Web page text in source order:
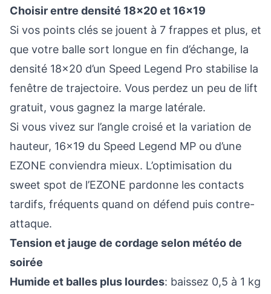
Choisir entre densité 18x20 et 16x19
Si vos points clés se jouent à 7 frappes et plus, et
que votre balle sort longue en fin d’échange, la
densité 18x20 d’un Speed Legend Pro stabilise la
fenêtre de trajectoire. Vous perdez un peu de lift
gratuit, vous gagnez la marge latérale.
Si vous vivez sur l’angle croisé et la variation de
hauteur, 16x19 du Speed Legend MP ou d’une
EZONE conviendra mieux. L’optimisation du
sweet spot de l’EZONE pardonne les contacts
tardifs, fréquents quand on défend puis contre-
attaque.
Tension et jauge de cordage selon météo de
soirée
Humide et balles plus lourdes: baissez 0,5 à 1 kg